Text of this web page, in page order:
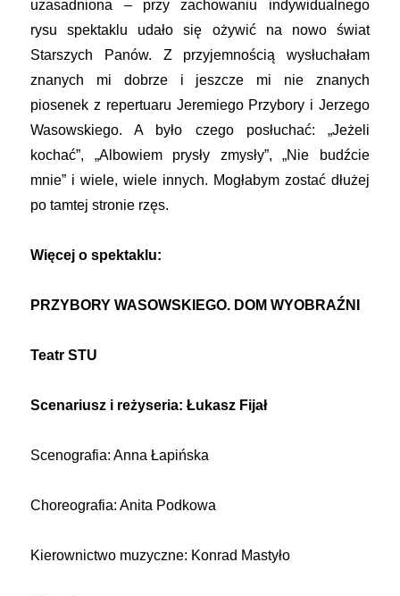
uzasadniona – przy zachowaniu indywidualnego
rysu spektaklu udało się ożywić na nowo świat
Starszych Panów. Z przyjemnością wysłuchałam
znanych mi dobrze i jeszcze mi nie znanych
piosenek z repertuaru Jeremiego Przybory i Jerzego
Wasowskiego. A było czego posłuchać: „Jeżeli
kochać”, „Albowiem prysły zmysły”, „Nie budźcie
mnie” i wiele, wiele innych. Mogłabym zostać dłużej
po tamtej stronie rzęs.
Więcej o spektaklu:
PRZYBORY WASOWSKIEGO. DOM WYOBRAŹNI
Teatr STU
Scenariusz i reżyseria: Łukasz Fijał
Scenografia: Anna Łapińska
Choreografia: Anita Podkowa
Kierownictwo muzyczne: Konrad Mastyło